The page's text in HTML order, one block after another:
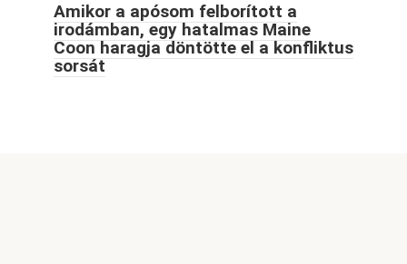
Amikor a apósom felborított a
irodámban, egy hatalmas Maine
Coon haragja döntötte el a konfliktus
sorsát